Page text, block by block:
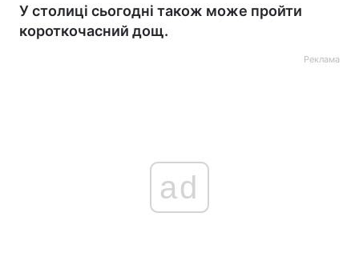
У столиці сьогодні також може пройти
короткочасний дощ.
Реклама
ad